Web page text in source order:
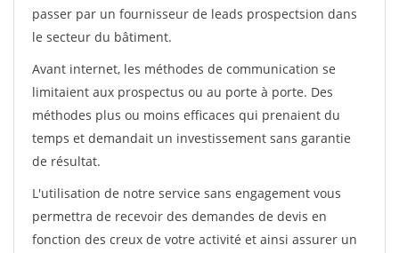
passer par un fournisseur de leads prospectsion dans
le secteur du bâtiment.
Avant internet, les méthodes de communication se
limitaient aux prospectus ou au porte à porte. Des
méthodes plus ou moins efficaces qui prenaient du
temps et demandait un investissement sans garantie
de résultat.
L'utilisation de notre service sans engagement vous
permettra de recevoir des demandes de devis en
fonction des creux de votre activité et ainsi assurer un